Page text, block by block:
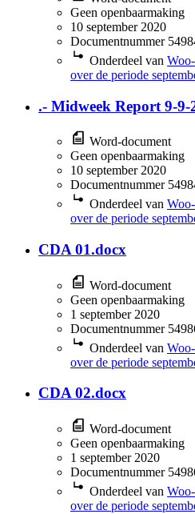
Geen openbaarmaking
10 september 2020
Documentnummer
Onderdeel van
over de periode
.- Midweek Report 9-9-
Word-document
Geen openbaarmaking
10 september 2020
Documentnummer
Onderdeel van
over de periode
CDA 01.docx
Word-document
Geen openbaarmaking
1 september 2020
Documentnummer
Onderdeel van
over de periode
CDA 02.docx
Word-document
Geen openbaarmaking
1 september 2020
Documentnummer
Onderdeel van
over de periode